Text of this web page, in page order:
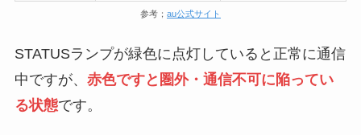
参考； au公式サイト
STATUSランプが緑色に点灯していると正常に通信
中ですが、 赤色ですと圏外・通信不可に陥ってい
る状態です。